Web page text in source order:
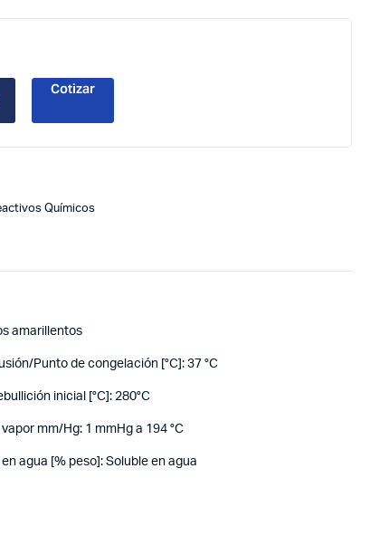
Cotizar
Químicos
Punto de congelación [°C]: 37 °C
inicial [°C]: 280°C
mm/Hg: 1 mmHg a 194 °C
[% peso]: Soluble en agua